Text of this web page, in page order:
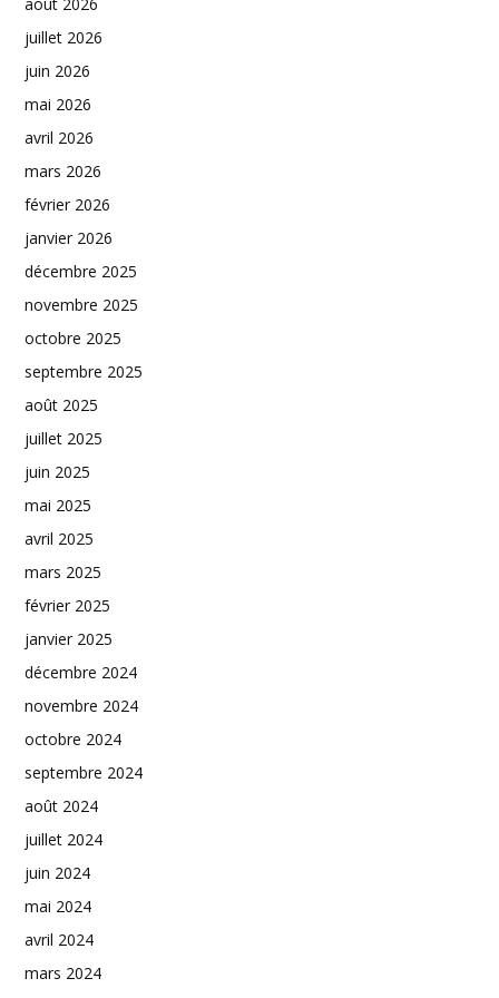
juillet 2026
juin 2026
mai 2026
avril 2026
mars 2026
février 2026
janvier 2026
décembre 2025
novembre 2025
octobre 2025
septembre 2025
août 2025
juillet 2025
juin 2025
mai 2025
avril 2025
mars 2025
février 2025
janvier 2025
décembre 2024
novembre 2024
octobre 2024
septembre 2024
août 2024
juillet 2024
juin 2024
mai 2024
avril 2024
mars 2024